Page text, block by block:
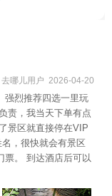
去哪儿用户 2026-04-20
强烈推荐四选一里玩
责，我当天下单有点
景区就直接停在VIP
，很快就会有景区
票。 到达酒店后可以
大环线走一遍，大
晚上7:20在酒店前台